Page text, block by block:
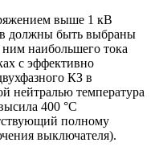
выше 1 кВ
должны быть выбраны
наибольшего тока
с эффективно
КЗ в
нейтралью температура
400 °С
полному
выключателя).